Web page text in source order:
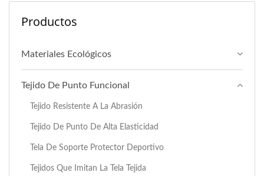
Productos
Materiales Ecológicos
Tejido De Punto Funcional
Tejido Resistente A La Abrasión
Tejido De Punto De Alta Elasticidad
Tela De Soporte Protector Deportivo
Tejidos Que Imitan La Tela Tejida